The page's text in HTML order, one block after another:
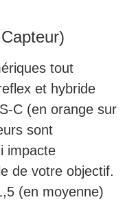
tout
et hybride
C (en orange sur
sont
impacte
de votre objectif.
(en moyenne)